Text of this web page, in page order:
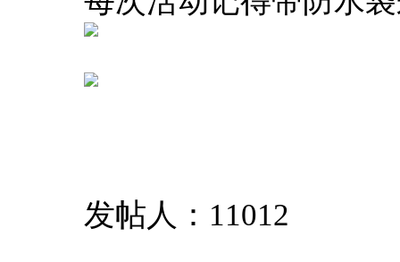
发帖人：11012